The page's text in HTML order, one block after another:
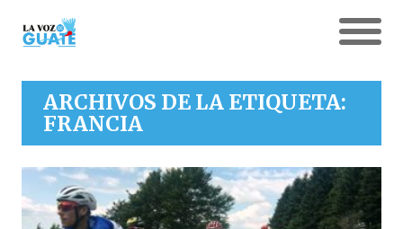
ARCHIVOS DE LA ETIQUETA:
FRANCIA